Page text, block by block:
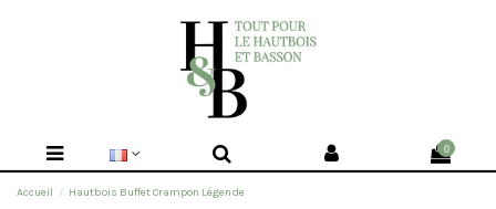
0
Accueil Hautbois Buffet Crampon Légende